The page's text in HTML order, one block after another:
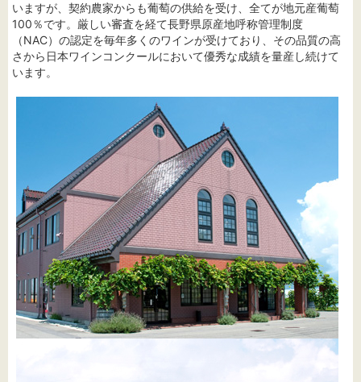
いますが、契約農家からも葡萄の供給を受け、全てが地元産葡萄
100％です。厳しい審査を経て長野県原産地呼称管理制度
（NAC）の認定を毎年多くのワインが受けており、その品質の高
さから日本ワインコンクールにおいて優秀な成績を量産し続けて
います。